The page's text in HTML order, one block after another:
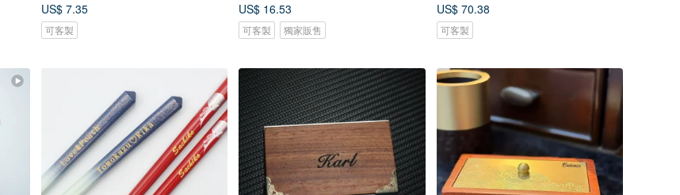
US$ 7.35
可客製
US$ 16.53
可客製 獨家販售
US$ 70.38
可客製